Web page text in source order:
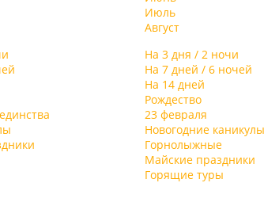
Деловые мероприятия можно провести в одном из
конференц-залов отеля. Один из них
на 20 гостей и слушателей, другой на
детей в отеле организована игровая комната,
малыши проводят свой досуг.
Июль
Август
На 3 дня / 2 ночи
На 7 дней / 6 ночей
На 14 дней
Рождество
23 февраля
Новогодние каникулы
Горнолыжные
Майские праздники
Горящие туры